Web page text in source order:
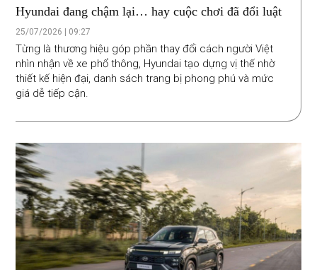
Hyundai đang chậm lại… hay cuộc chơi đã đổi luật
25/07/2026 | 09:27
Từng là thương hiệu góp phần thay đổi cách người Việt
nhìn nhận về xe phổ thông, Hyundai tạo dựng vị thế nhờ
thiết kế hiện đại, danh sách trang bị phong phú và mức
giá dễ tiếp cận.